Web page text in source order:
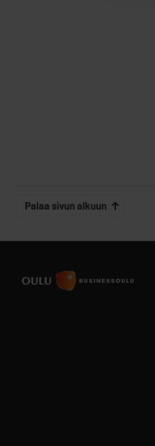
Palaa sivun alkuun